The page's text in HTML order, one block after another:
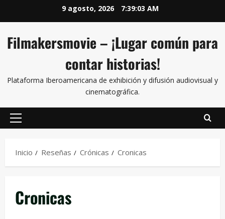
9 agosto, 2026 7:39:04 AM
Filmakersmovie – ¡Lugar común para
contar historias!
Plataforma Iberoamericana de exhibición y difusión audiovisual y
cinematográfica.
Inicio Reseñas Crónicas Cronicas
Cronicas